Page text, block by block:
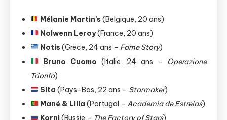
Mélanie Martin’s (Belgique, 20 ans)
Nolwenn Leroy(France, 20 ans)
Notis (Grèce, 24 ans – Fame Story)
Bruno Cuomo (Italie, 24 ans –
Operazione
Trionfo)
Sita (Pays-Bas, 22 ans – Starmaker)
Mané & Lilia (Portugal – Academia de Estrelas)
Korni(Russie – The Factory of Stars)